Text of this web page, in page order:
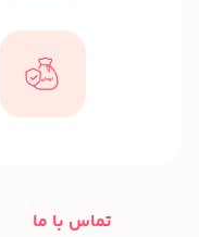
تماس با ما